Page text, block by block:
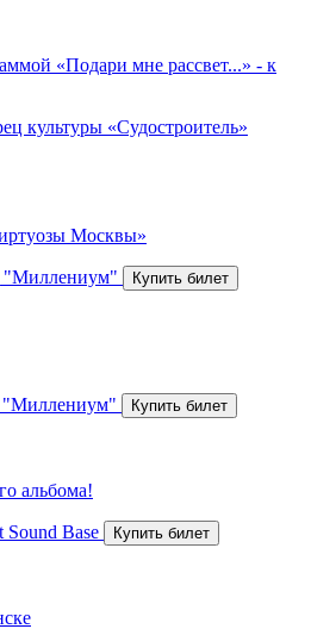
«Подари мне рассвет...» - к
культуры «Судостроитель»
Москвы»
альбома!
Sound Base